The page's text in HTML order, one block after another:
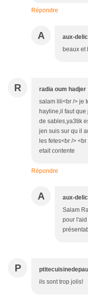
Répondre
A aux-
beaux et
R radia oum hadjer
salam lili<br /> je
hayline,il faut
de sables,ya3tik
jen suis sur qu il
les fetes<br />
etait contente
Répondre
A aux-
Salam
pour
P
ils sont trop jolis!